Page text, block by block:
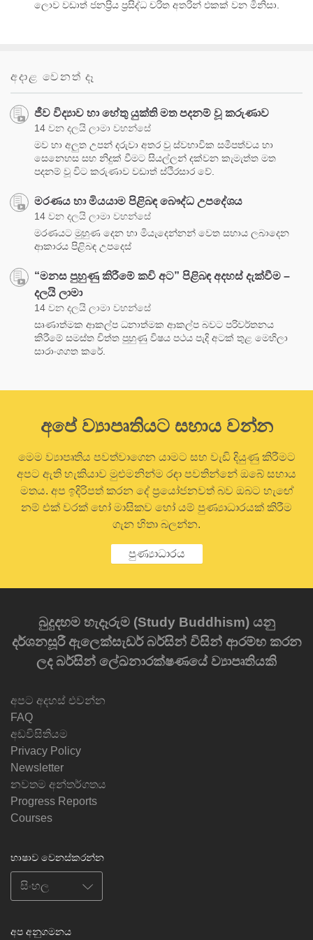
ලොව වඩාත් ජනප්‍රිය ප්‍රසිද්ධ චරිත අතරින් එකක් වන මිනිසා.
අදාළ වෙනත් දෑ
ජීව විද්‍යාව හා හේතු යුක්ති මත පදනම් වූ කරුණාව
14 වන දලයි ලාමා වහන්සේ
මව හා අලුත උපන් දරුවා අතර වු ස්වභාවික සමීපත්වය හා
සෙනෙහස සහ නිදුක් වීමට සියල්ලන් දක්වන කැමැත්ත මත
පදනම් වූ විට කරුණාව වඩාත් ස්ථිරසාර වේ.
මරණය හා මියයාම පිළිබඳ බෞද්ධ උපදේශය
14 වන දලයි ලාමා වහන්සේ
මරණයට මුහුණ දෙන හා මියැදෙන්නන් වෙත සහාය ලබාදෙන
ආකාරය පිළිබඳ උපදෙස්
“මනස පුහුණු කිරීමේ කවි අට” පිළිබඳ අදහස් දැක්වීම –
දලයි ලාමා
14 වන දලයි ලාමා වහන්සේ
සෘණාත්මක ආකල්ප ධනාත්මක ආකල්ප බවට පරිවර්තනය
කිරීමේ සමස්ත චිත්ත පුහුණු විෂය පථය පැදි අටක් තුළ මෙහිලා
සාරාංශගත කරේ.
අපේ ව්‍යාපෘතියට සහාය වන්න
මෙම ව්‍යාපෘතිය පවත්වාගෙන යාමට සහ වැඩි දියුණු කිරීමට
අපට ඇති හැකියාව මුළුමනින්ම රඳා පවතින්නේ ඔබේ සහාය
මතය. අප ඉදිරිපත් කරන දේ ප්‍රයෝජනවත් බව ඔබට හැඟේ
නම් එක් වරක් හෝ මාසිකව හෝ යම් පුණ්‍යාධාරයක් කිරීම
ගැන හිතා බලන්න.
පුණ්‍යාධාරය
බුදුදහම හැදෑරුම (Study Buddhism) යනු
දර්ශනසූරී ඇලෙක්සැඩර් බර්සින් විසින් ආරම්භ කරන
ලද බර්සින් ලේඛනාරක්ෂණයේ ව්‍යාපෘතියකි
අපට අදහස් එවන්න
FAQ
අඩවිසිතියම
Privacy Policy
Newsletter
නවතම අන්තර්ගතය
Progress Reports
Courses
භාෂාව වෙනස්කරන්න
අප අනුගමනය